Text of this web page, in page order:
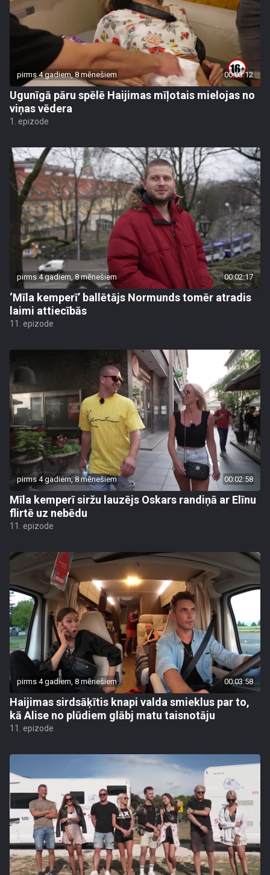
pirms 4 gadiem, 8 mēnešiem 00:03:12
Ugunīgā pāru spēlē Haijimas mīļotais mielojas no
viņas vēdera
1. epizode
pirms 4 gadiem, 8 mēnešiem 00:02:17
‘Mīla kemperī’ ballētājs Normunds tomēr atradis
laimi attiecībās
11. epizode
pirms 4 gadiem, 8 mēnešiem 00:02:58
Mīla kemperī siržu lauzējs Oskars randiņā ar Elīnu
flirtē uz nebēdu
11. epizode
pirms 4 gadiem, 8 mēnešiem 00:03:58
Haijimas sirdsāķītis knapi valda smieklus par to,
kā Alise no plūdiem glābj matu taisnotāju
11. epizode